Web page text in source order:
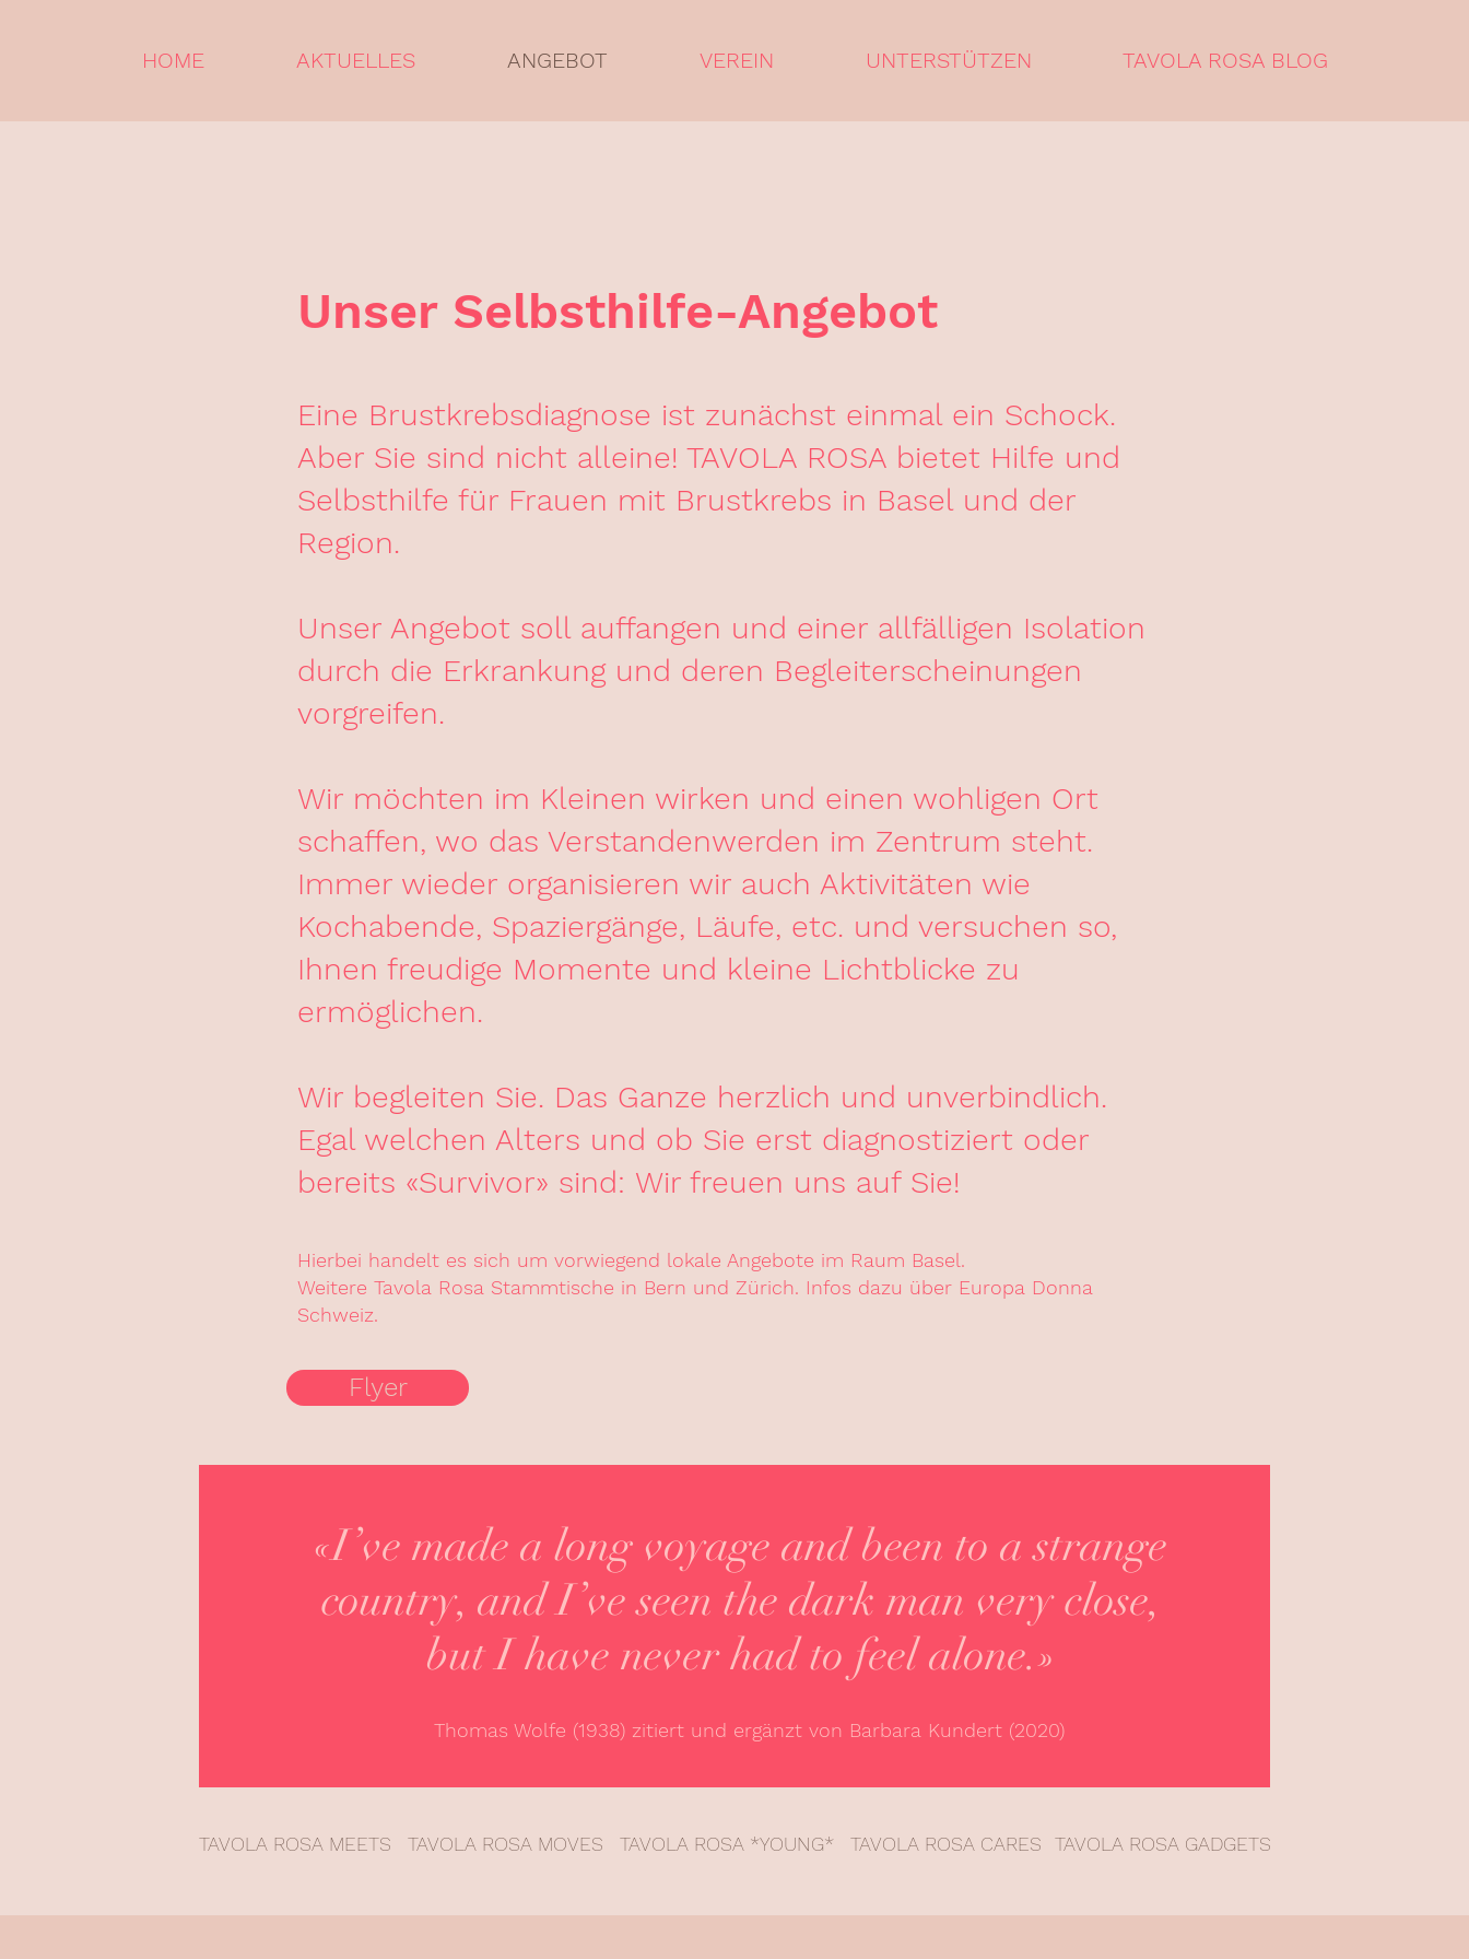
HOME AKTUELLES ANGEBOT VEREIN UNTERSTÜTZEN TAVOLA ROSA BLOG
Unser Selbsthilfe-Angebot
Eine Brustkrebsdiagnose ist zunächst einmal ein Schock.
Aber Sie sind nicht alleine! TAVOLA ROSA bietet Hilfe und
Selbsthilfe für Frauen mit Brustkrebs in Basel und der
Region.
Unser Angebot soll auffangen und einer allfälligen Isolation
durch die Erkrankung und deren Begleiterscheinungen
vorgreifen.
Wir möchten im Kleinen wirken und einen wohligen Ort
schaffen, wo das Verstandenwerden im Zentrum steht.
Immer wieder organisieren wir auch Aktivitäten wie
Kochabende, Spaziergänge, Läufe, etc. und versuchen so,
Ihnen freudige Momente und kleine Lichtblicke zu
ermöglichen.
Wir begleiten Sie. Das Ganze herzlich und unverbindlich.
Egal welchen Alters und ob Sie erst diagnostiziert oder
bereits «Survivor» sind: Wir freuen uns auf Sie!
Hierbei handelt es sich um vorwiegend lokale Angebote im Raum Basel.
Weitere Tavola Rosa Stammtische in Bern und Zürich. Infos dazu über Europa Donna
Schweiz.
Flyer
«I’ve made a long voyage and been to a strange
country, and I’ve seen the dark man very close,
but I have never had to feel alone.»
Thomas Wolfe (1938) zitiert und ergänzt von Barbara Kundert (2020)
TAVOLA ROSA MEETS TAVOLA ROSA MOVES TAVOLA ROSA *YOUNG* TAVOLA ROSA CARES TAVOLA ROSA GADGETS